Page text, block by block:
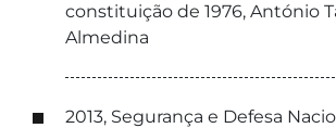
constituição de 1976, António
Almedina
2013, Segurança e Defesa